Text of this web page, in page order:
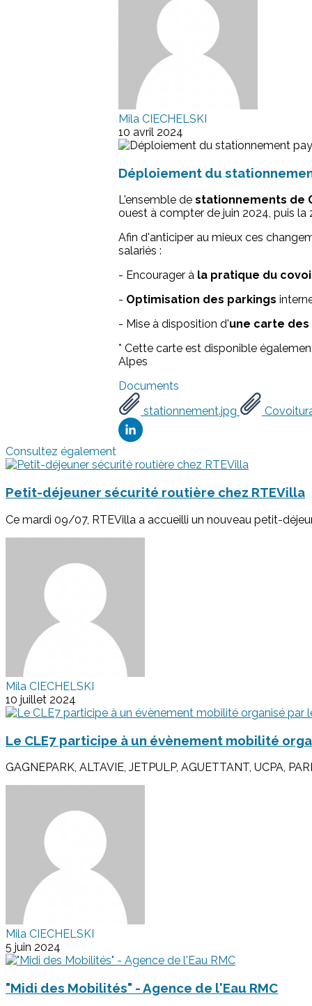
Mila CIECHELSKI
10 avril 2024
Déploiement du
L'ensemble de stationnements de
ouest à compter de juin 2024, puis
Afin d'anticiper au mieux ces
salariés :
- Encourager à la pratique du
- Optimisation des parkings
- Mise à disposition d'une carte des
* Cette carte est disponible
Alpes
Documents
stationnement.jpg
Consultez également
Petit-déjeuner sécurité routière chez RTEVilla
Ce mardi 09/07, RTEVilla a accueilli un nouveau petit-
Mila CIECHELSKI
10 juillet 2024
Le CLE7 participe à un évènement mobilité
GAGNEPARK, ALTAVIE, JETPULP, AGUETTANT, UCPA,
Mila CIECHELSKI
5 juin 2024
"Midi des Mobilités" - Agence de l'Eau RMC